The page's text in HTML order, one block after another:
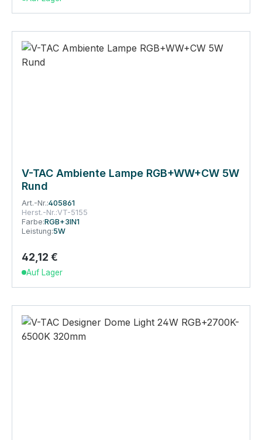
V-TAC Ambiente Lampe RGB+WW+CW 5W
Rund
Art.-Nr.:405861
Herst.-Nr.:VT-5155
Farbe:RGB+3IN1
Leistung:5W
Regulärer Preis:
42,12 €
Auf Lager